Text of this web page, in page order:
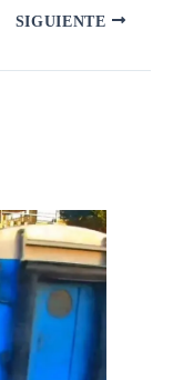
SIGUIENTE